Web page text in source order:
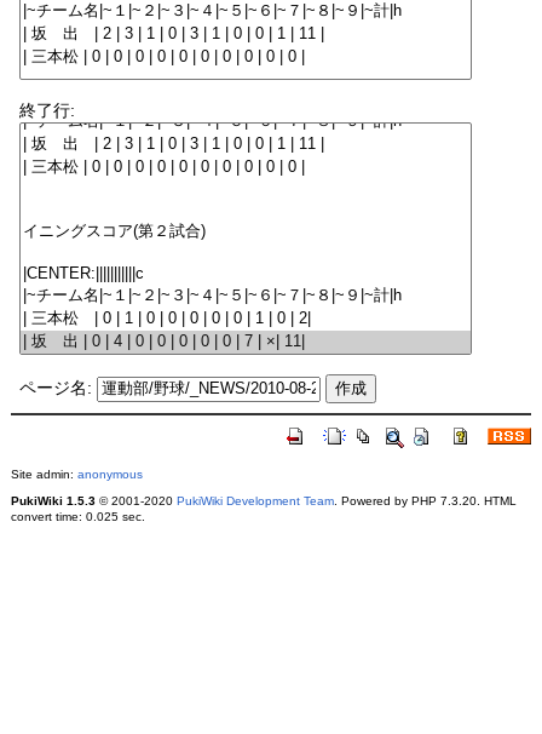
終了行:
ページ名:
Site admin: anonymous
PukiWiki 1.5.3© 2001-2020 PukiWiki Development Team. Powered by PHP 7.3.20. HTML
convert time: 0.025 sec.